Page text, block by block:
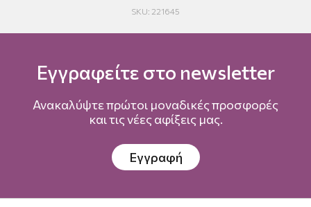
SKU: 221645
Εγγραφείτε στο newsletter
Ανακαλύψτε πρώτοι μοναδικές προσφορές
και τις νέες αφίξεις μας.
Εγγραφή